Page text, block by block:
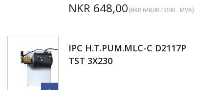
NKR 648,00 (NKR 648,00EKSKL. MVA)
IPC H.T.PUM.MLC-C D2117P
TST 3X230